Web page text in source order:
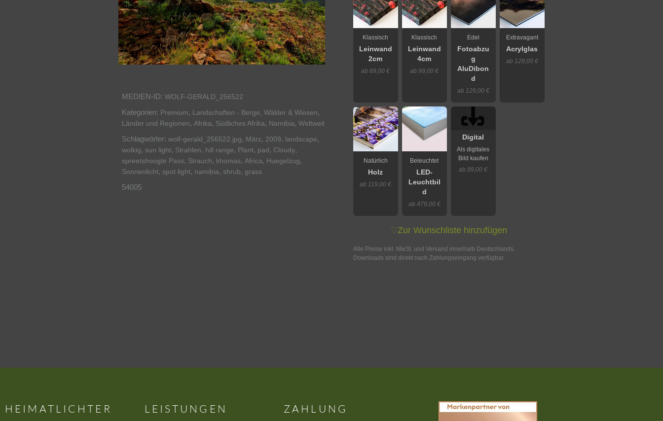
MEDIEN-ID: WOLF-GERALD_256522
Kategorien: Premium, Landschaften - Berge, Wälder & Wiesen,
Länder und Regionen, Afrika, Südliches Afrika, Namibia, Weltweit
Schlagwörter: wolf-gerald_256522.jpg, März, 2009, landscape,
wolkig, sun light, Strahlen, hill range, Plant, pad, Cloudy,
spreetshoogte Pass, Strauch, khomas, Africa, Huegelzug,
Sonnenlicht, spot light, namibia, shrub, grass
54005
Klassisch
Leinwand
2cm
ab 89,00 €
Klassisch
Leinwand
4cm
ab 99,00 €
Edel
Fotoabzu
g
AluDibon
d
ab 129,00 €
Extravagant
Acrylglas
ab 129,00 €
Natürlich
Holz
ab 119,00 €
Beleuchtet
LED-
Leuchtbil
d
ab 479,00 €
Digital
Als digitales
Bild kaufen
ab 89,00 €
♡Zur Wunschliste hinzufügen
Alle Preise inkl. MwSt. und Versand innerhalb Deutschlands.
Downloads sind direkt nach Zahlungseingang verfügbar.
HEIMATLICHTER LEISTUNGEN ZAHLUNG